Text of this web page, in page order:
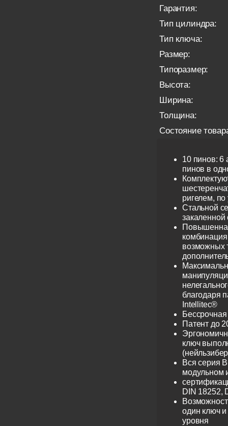
Гарантия:
Тип цилиндра:
Тип ключа:
Размер:
Типоразмер:
Высота:
Ширина:
Толщина:
Состояние
10 пинов: 6
пинов в
ригелем,
Стальной
закаленной
возможных
благодаря
Intellitec®
Патент до
ключ
Вся серия
модульном
DIN 18252,
один ключ и
уровня